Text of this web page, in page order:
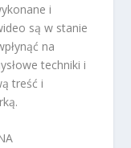
i
są w stanie
na
techniki i
treść i